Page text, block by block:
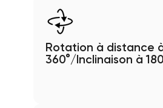
Rotation à distance
360°/Inclinaison à